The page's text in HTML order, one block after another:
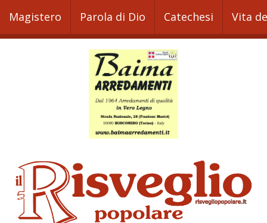
Magistero Parola di Dio Catechesi Vita